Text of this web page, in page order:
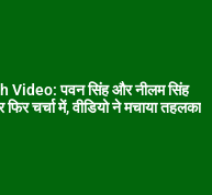
Video: पवन सिंह और नीलम सिंह
फिर चर्चा में, वीडियो ने मचाया तहलका